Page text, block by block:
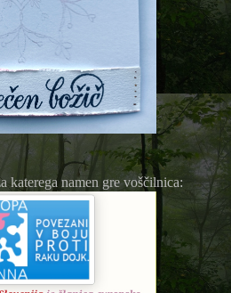
katerega namen gre voščilnica: